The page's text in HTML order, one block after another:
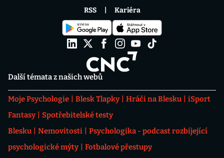
Další témata z našich webů
Moje Psychologie Blesk Tlapky Hráči na Blesku
iSport
Fantasy
Spotřebitelské testy
Blesku
Nemovitosti
Psychologika - podcast rozbíjející
psychologické mýty
Fotbalové přestupy
RSS Kariéra